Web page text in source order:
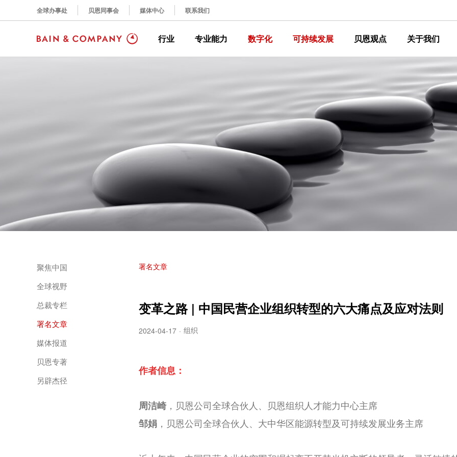
全球办事处 贝恩同事会 媒体中心 联系我们
行业 专业能力 数字化 可持续发展 贝恩观点 关于我们
聚焦中国
全球视野
总裁专栏
署名文章
媒体报道
贝恩专著
另辟杰径
署名文章
变革之路 | 中国民营企业组织转型的六大痛点及应对法则
2024-04-17 · 组织
作者信息：
周洁崎，贝恩公司全球合伙人、贝恩组织人才能力中心主席
邹娟 ，贝恩公司全球合伙人、大中华区能源转型及可持续发展业务主席